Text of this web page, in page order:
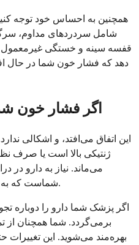
همچنین به احساس خود توجه
شامل سردردهای مداوم،
قفسه سینه و خستگی غیرمعمول
دهد که فشار خون شما در حال
اگر فشار خون
این اتفاق می‌افتد، و اشکالی
ژنتیکی بالا است یا صرف
می‌ماند. نیاز به دارو
شماست که به شما می‌گوید به چه چیزی نیاز دارد.
اگر پزشک شما دارو را دوباره
برمی‌گردد. شما همچنان از
بهره‌مند می‌شوید. این